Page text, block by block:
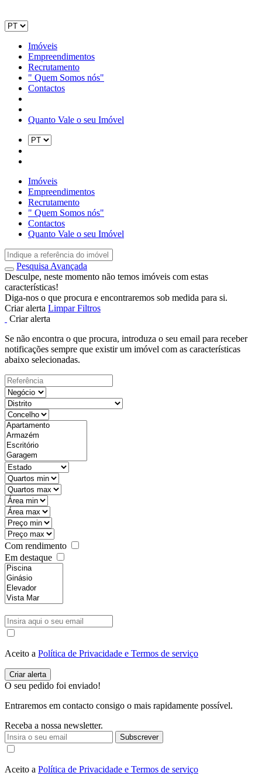
Imóveis
Empreendimentos
Recrutamento
" Quem Somos nós"
Contactos
Quanto Vale o seu Imóvel
Imóveis
Empreendimentos
Recrutamento
" Quem Somos nós"
Contactos
Quanto Vale o seu Imóvel
Pesquisa Avançada
Desculpe, neste momento não temos imóveis com estas
características!
Diga-nos o que procura e encontraremos sob medida para si.
Criar alerta Limpar Filtros
Criar alerta
Se não encontra o que procura, introduza o seu email para receber
notificações sempre que existir um imóvel com as características
abaixo selecionadas.
Com rendimento
Em destaque
Aceito a Política de Privacidade e Termos de serviço
O seu pedido foi enviado!
Entraremos em contacto consigo o mais rapidamente possível.
Receba a nossa newsletter.
Subscrever
Aceito a Política de Privacidade e Termos de serviço